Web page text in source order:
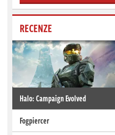
RECENZE
Halo: Campaign Evolved
Fogpiercer